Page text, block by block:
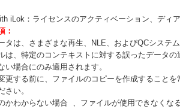
iLok：ライセンスのアクティベーション、ディ
：
タは、さまざまな再生、NLE、およびQCシステ
は、特定のコンテキストに対する誤ったデータ
い場合にのみ適用されます。
更する前に、ファイルのコピーを作成すること
さい。
かわからない場合 、ファイルが使用できなくな